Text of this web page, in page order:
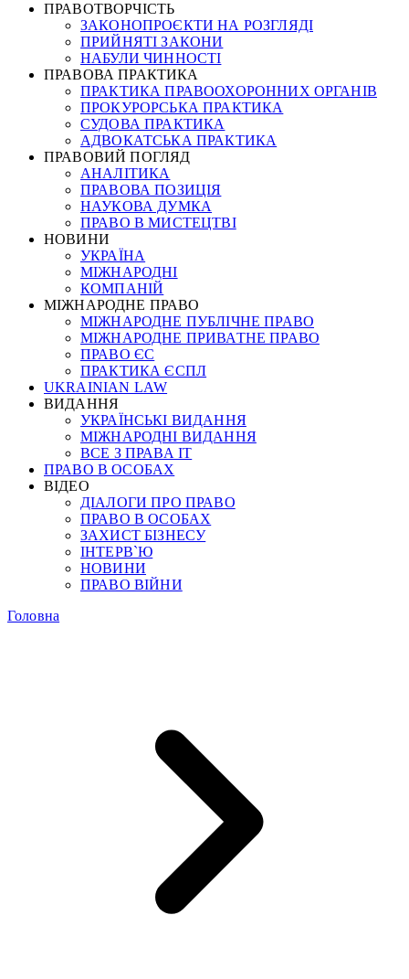
ПРАВОТВОРЧІСТЬ
ЗАКОНОПРОЄКТИ НА РОЗГЛЯДІ
ПРИЙНЯТІ ЗАКОНИ
НАБУЛИ ЧИННОСТІ
ПРАВОВА ПРАКТИКА
ПРАКТИКА ПРАВООХОРОННИХ ОРГАНІВ
ПРОКУРОРСЬКА ПРАКТИКА
СУДОВА ПРАКТИКА
АДВОКАТСЬКА ПРАКТИКА
ПРАВОВИЙ ПОГЛЯД
АНАЛІТИКА
ПРАВОВА ПОЗИЦІЯ
НАУКОВА ДУМКА
ПРАВО В МИСТЕЦТВІ
НОВИНИ
УКРАЇНА
МІЖНАРОДНІ
КОМПАНІЙ
МІЖНАРОДНЕ ПРАВО
МІЖНАРОДНЕ ПУБЛІЧНЕ ПРАВО
МІЖНАРОДНЕ ПРИВАТНЕ ПРАВО
ПРАВО ЄС
ПРАКТИКА ЄСПЛ
UKRAINIAN LAW
ВИДАННЯ
УКРАЇНСЬКІ ВИДАННЯ
МІЖНАРОДНІ ВИДАННЯ
ВСЕ З ПРАВА ІТ
ПРАВО В ОСОБАХ
ВІДЕО
ДІАЛОГИ ПРО ПРАВО
ПРАВО В ОСОБАХ
ЗАХИСТ БІЗНЕСУ
ІНТЕРВ`Ю
НОВИНИ
ПРАВО ВІЙНИ
Головна